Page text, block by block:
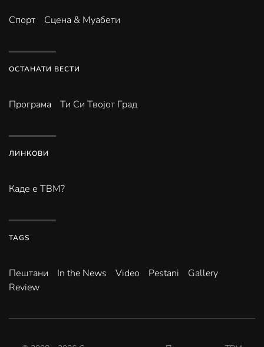
Спорт Сцена & Муабети
ОСТАНАТИ ВЕСТИ
Програма Ти Си Твојот Град
ЛИНКОВИ
Каде е ТВМ?
TAGS
Пештани In the News Video Pestani
Gallery
Review